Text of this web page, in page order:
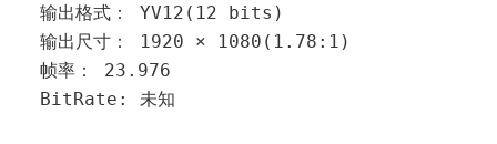
  输出格式： YV12(12 bits)
  输出尺寸： 1920 × 1080(1.78:1)
  帧率： 23.976
  BitRate: 未知